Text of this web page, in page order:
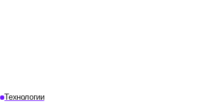
Технологии